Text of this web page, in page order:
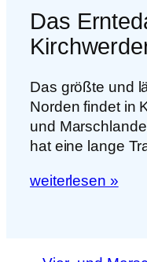
Das
Das größte und
Norden findet in
und
hat eine lange
weiterlesen »